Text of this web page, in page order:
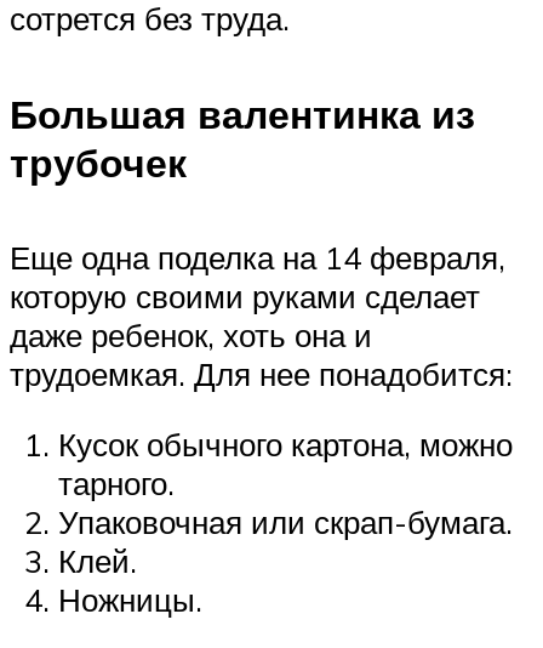
сотрется без труда.
Большая валентинка из
трубочек
Еще одна поделка на 14 февраля,
которую своими руками сделает
даже ребенок, хоть она и
трудоемкая. Для нее понадобится:
Кусок обычного картона, можно
тарного.
Упаковочная или скрап-бумага.
Клей.
Ножницы.